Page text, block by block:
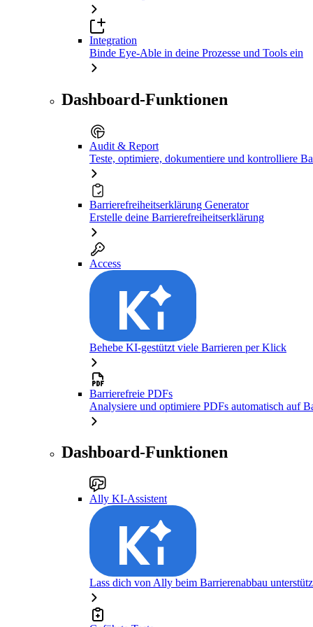
Integration
Binde Eye-Able in deine Prozesse und Tools ein
Dashboard-Funktionen
Audit & Report
Teste, optimiere, dokumentiere und kontrolliere
Barrierefreiheitserklärung Generator
Erstelle deine Barrierefreiheitserklärung
Access
Behebe KI-gestützt viele Barrieren per Klick
Barrierefreie PDFs
Analysiere und optimiere PDFs automatisch auf
Dashboard-Funktionen
Ally KI-Assistent
Lass dich von Ally beim Barrierenabbau